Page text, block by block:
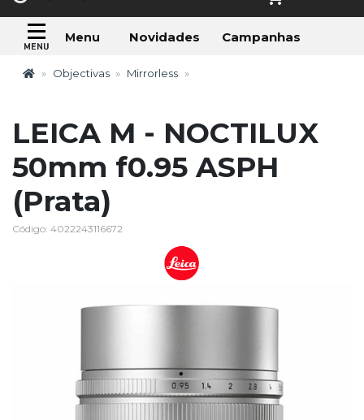
Menu Novidades Campanhas
Objectivas Mirrorless
LEICA M - NOCTILUX
50mm f0.95 ASPH
(Prata)
Código: 4022243116672